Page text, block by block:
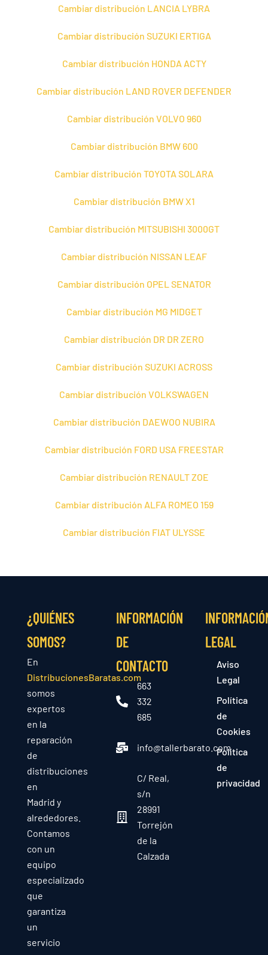
Cambiar distribución LANCIA LYBRA
Cambiar distribución SUZUKI ERTIGA
Cambiar distribución HONDA ACTY
Cambiar distribución LAND ROVER DEFENDER
Cambiar distribución VOLVO 960
Cambiar distribución BMW 600
Cambiar distribución TOYOTA SOLARA
Cambiar distribución BMW X1
Cambiar distribución MITSUBISHI 3000GT
Cambiar distribución NISSAN LEAF
Cambiar distribución OPEL SENATOR
Cambiar distribución MG MIDGET
Cambiar distribución DR DR ZERO
Cambiar distribución SUZUKI ACROSS
Cambiar distribución VOLKSWAGEN
Cambiar distribución DAEWOO NUBIRA
Cambiar distribución FORD USA FREESTAR
Cambiar distribución RENAULT ZOE
Cambiar distribución ALFA ROMEO 159
Cambiar distribución FIAT ULYSSE
¿QUIÉNES
SOMOS?
En
DistribucionesBaratas.com
somos
expertos
en la
reparación
de
distribuciones
en
Madrid y
alrededores.
Contamos
con un
equipo
especializado
que
garantiza
un
servicio
INFORMACIÓN
DE
CONTACTO
663
332
685
info@tallerbarato.com
C/ Real,
s/n
28991
Torrejón
de la
Calzada
LEGAL
Aviso
Legal
Política
de
Cookies
Política
de
privacidad